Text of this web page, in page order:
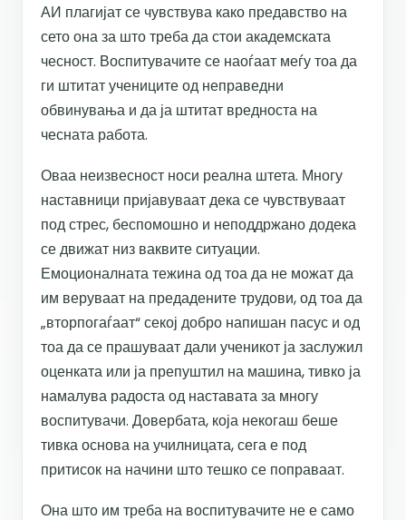
АИ плагијат се чувствува како предавство на
сето она за што треба да стои академската
чесност. Воспитувачите се наоѓаат меѓу тоа да
ги штитат учениците од неправедни
обвинувања и да ја штитат вредноста на
чесната работа.
Оваа неизвесност носи реална штета. Многу
наставници пријавуваат дека се чувствуваат
под стрес, беспомошно и неподдржано додека
се движат низ ваквите ситуации.
Емоционалната тежина од тоа да не можат да
им веруваат на предадените трудови, од тоа да
„вторпогаѓаат“ секој добро напишан пасус и од
тоа да се прашуваат дали ученикот ја заслужил
оценката или ја препуштил на машина, тивко ја
намалува радоста од наставата за многу
воспитувачи. Довербата, која некогаш беше
тивка основа на училницата, сега е под
притисок на начини што тешко се поправаат.
Она што им треба на воспитувачите не е само